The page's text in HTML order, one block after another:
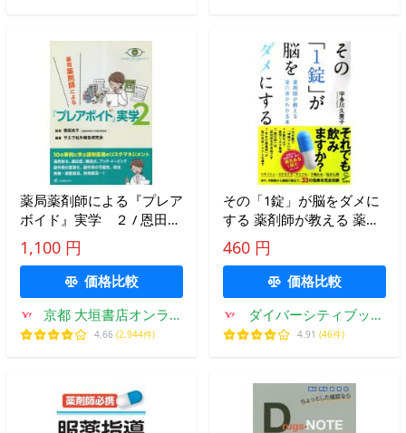
薬局薬剤師による『プレア
ボイド』実学 ２ / 恩田光
子／監修 サエラ社外報告
研究会／編著
1,100 円
価格比較
京都 大垣書店オンライ
ン
4.66 (2,944件)
その「1錠」が脳をダメに
する 薬剤師が教える 薬の
害がわかる本 宇多川 久
美子著 (SB新書)
460 円
価格比較
ダイバーシティブック
スヤフー店
4.91 (46件)